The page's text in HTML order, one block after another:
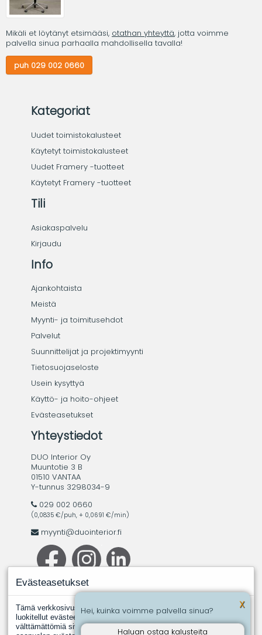
Mikäli et löytänyt etsimääsi, otathan yhteyttä, jotta voimme
palvella sinua parhaalla mahdollisella tavalla!
puh 029 002 0660
Kategoriat
Uudet toimistokalusteet
Käytetyt toimistokalusteet
Uudet Framery -tuotteet
Käytetyt Framery -tuotteet
Tili
Asiakaspalvelu
Kirjaudu
Info
Ajankohtaista
Meistä
Myynti- ja toimitusehdot
Palvelut
Suunnittelijat ja projektimyynti
Tietosuojaseloste
Usein kysyttyä
Käyttö- ja hoito-ohjeet
Evästeasetukset
Yhteystiedot
DUO Interior Oy
Muuntotie 3 B
01510 VANTAA
Y-tunnus 3298034-9
029 002 0660
(0,0835 €/puh, + 0,0691 €/min)
myynti@duointerior.fi
X
Hei, kuinka voimme palvella sinua?
Haluan ostaa kalusteita
Evästeasetukset
Tämä verkkosivusto käyttää evästeitä. Evästeistä välttämättömiksi
luokitellut evästeet tallennetaan selaimeesi, koska ne ovat
välttämättömiä sivuston perustoimintoja varten. Muut, kolmannen